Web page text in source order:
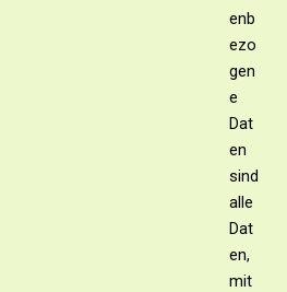
enb
ezo
gen
e
Dat
en
sind
alle
Dat
en,
mit